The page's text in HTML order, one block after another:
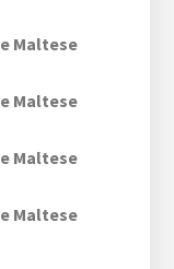
Maltese
Maltese
Maltese
Maltese